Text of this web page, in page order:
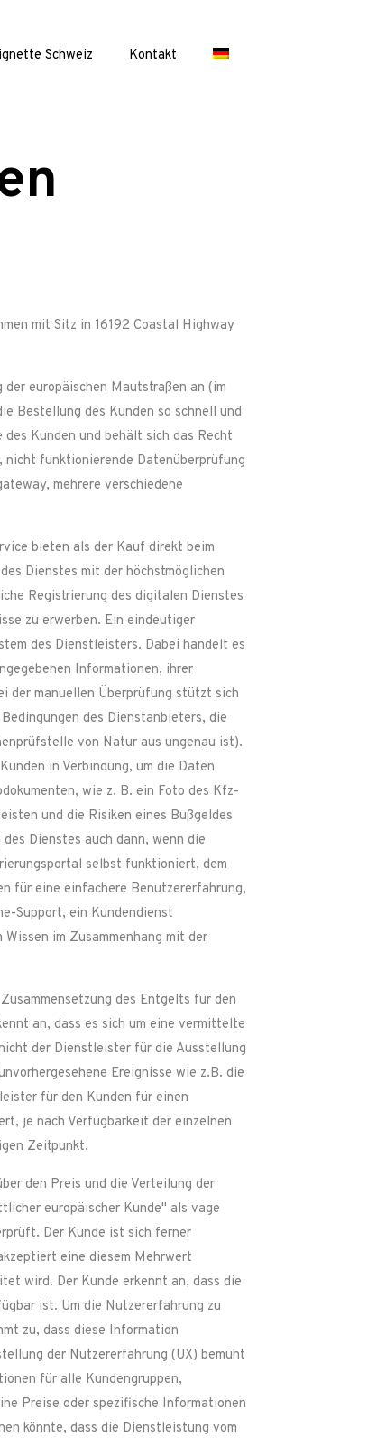
Schweiz Kontakt
mit Sitz in 16192 Coastal Highway
europäischen Mautstraßen an (im
Bestellung des Kunden so schnell und
Kunden und behält sich das Recht
funktionierende Datenüberprüfung
mehrere verschiedene
bieten als der Kauf direkt beim
Dienstes mit der höchstmöglichen
Registrierung des digitalen Dienstes
zu erwerben. Ein eindeutiger
des Dienstleisters. Dabei handelt es
Informationen, ihrer
der manuellen Überprüfung stützt sich
des Dienstanbieters, die
von Natur aus ungenau ist).
in Verbindung, um die Daten
wie z. B. ein Foto des Kfz-
und die Risiken eines Bußgeldes
Dienstes auch dann, wenn die
selbst funktioniert, dem
für eine einfachere Benutzererfahrung,
Support, ein Kundendienst
im Zusammenhang mit der
des Entgelts für den
an, dass es sich um eine vermittelte
der Dienstleister für die Ausstellung
Ereignisse wie z.B. die
für den Kunden für einen
je nach Verfügbarkeit der einzelnen
Zeitpunkt.
den Preis und die Verteilung der
europäischer Kunde" als vage
Der Kunde ist sich ferner
eine diesem Mehrwert
wird. Der Kunde erkennt an, dass die
ist. Um die Nutzererfahrung zu
zu, dass diese Information
der Nutzererfahrung (UX) bemüht
für alle Kundengruppen,
Preise oder spezifische Informationen
könnte, dass die Dienstleistung vom